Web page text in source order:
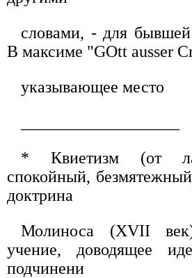
словами, - для
В максиме "GOtt ausser
указывающее место
* Квиетизм (от
спокойный,
доктрина
Молиноса (XVII
учение, доводящее
подчинени